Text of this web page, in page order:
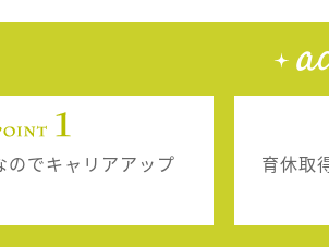
のでキャリアアップ
育休取